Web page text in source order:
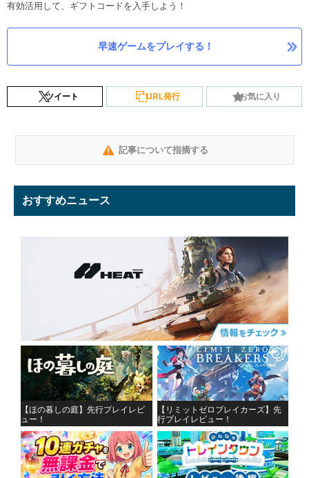
有効活用して、ギフトコードを入手しよう！
早速ゲームをプレイする！
ツイート URL発行 お気に入り
記事について指摘する
おすすめニュース
【ほの暮しの庭】先行プレイレビ
ュー！
【リミットゼロブレイカーズ】先
行プレイレビュー！